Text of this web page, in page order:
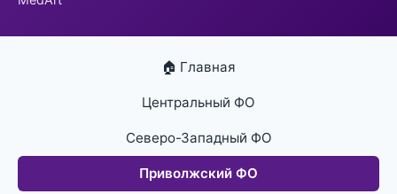
🏠 Главная
Центральный ФО
Северо-Западный ФО
Приволжский ФО